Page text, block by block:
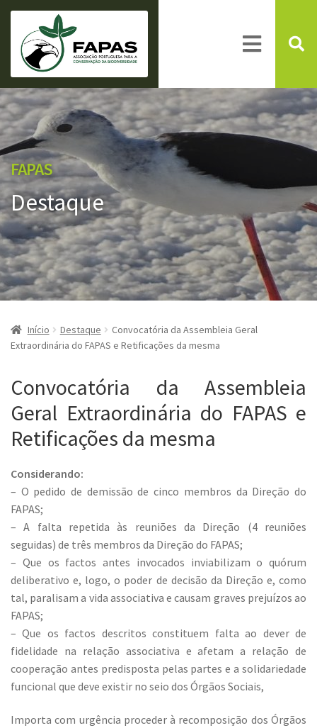
FAPAS
Destaque
Início Destaque
Convocatória da Assembleia Geral
Extraordinária do FAPAS e Retificações da mesma
Convocatória da Assembleia
Geral Extraordinária do FAPAS e
Retificações da mesma
Considerando:
– O pedido de demissão de cinco membros da Direção do
FAPAS;
– A falta repetida às reuniões da Direção (4 reuniões
seguidas) de três membros da Direção do FAPAS;
– Que os factos antes invocados inviabilizam o quórum
deliberativo e, logo, o poder de decisão da Direção e, como
tal, paralisam a vida associativa e causam graves prejuízos ao
FAPAS;
– Que os factos descritos constituem falta ao dever de
fidelidade na relação associativa e afetam a relação de
cooperação antes predisposta pelas partes e a solidariedade
funcional que deve existir no seio dos Órgãos Sociais,
Importa com urgência proceder à recomposição dos Órgãos